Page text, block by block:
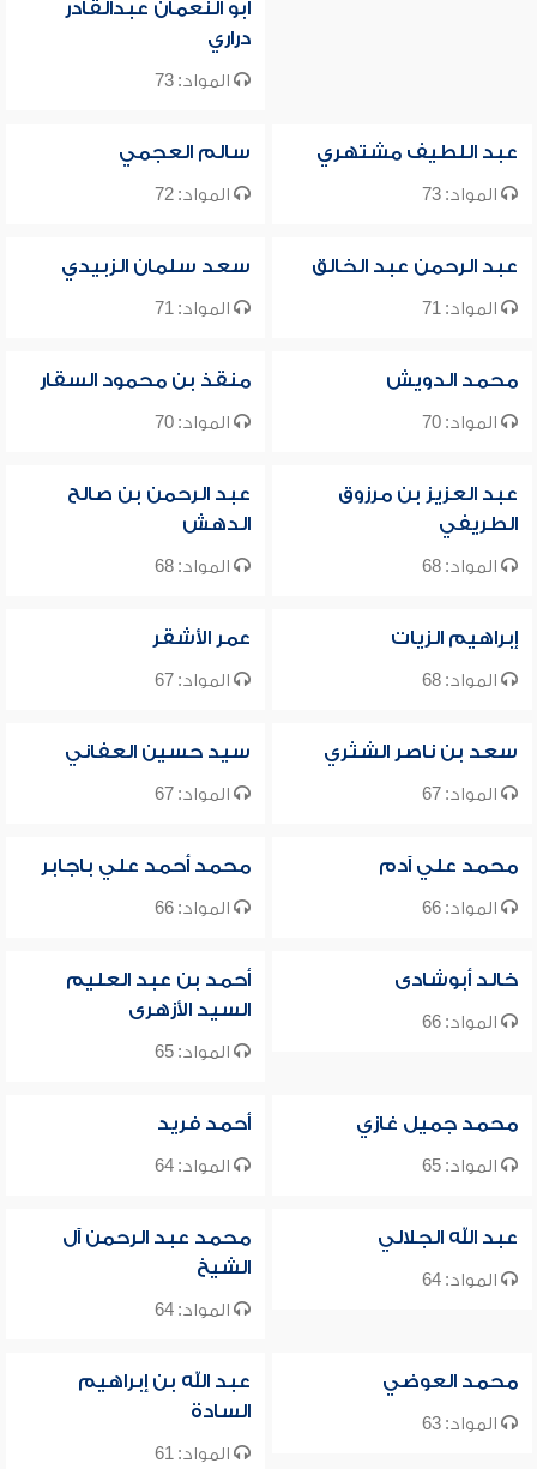
أبو النعمان عبدالقادر
دراري
المواد: 73
عبد اللطيف مشتهري
المواد: 73
سالم العجمي
المواد: 72
عبد الرحمن عبد الخالق
المواد: 71
سعد سلمان الزبيدي
المواد: 71
محمد الدويش
المواد: 70
منقذ بن محمود السقار
المواد: 70
عبد العزيز بن مرزوق
الطريفي
المواد: 68
عبد الرحمن بن صالح
الدهش
المواد: 68
إبراهيم الزيات
المواد: 68
عمر الأشقر
المواد: 67
سعد بن ناصر الشثري
المواد: 67
سيد حسين العفاني
المواد: 67
محمد علي آدم
المواد: 66
محمد أحمد علي باجابر
المواد: 66
خالد أبوشادى
المواد: 66
أحمد بن عبد العليم
السيد الأزهرى
المواد: 65
محمد جميل غازي
المواد: 65
أحمد فريد
المواد: 64
عبد الله الجلالي
المواد: 64
محمد عبد الرحمن آل
الشيخ
المواد: 64
محمد العوضي
المواد: 63
عبد الله بن إبراهيم
السادة
المواد: 61